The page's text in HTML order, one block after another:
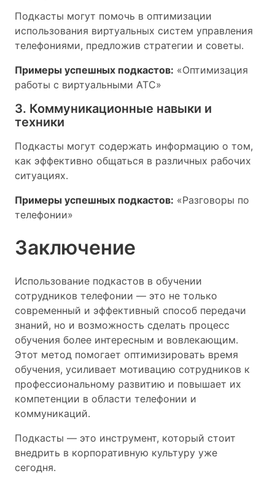
Подкасты могут помочь в оптимизации
использования виртуальных систем управления
телефониями, предложив стратегии и советы.
Примеры успешных подкастов: «Оптимизация
работы с виртуальными АТС»
3. Коммуникационные навыки и
техники
Подкасты могут содержать информацию о том,
как эффективно общаться в различных рабочих
ситуациях.
Примеры успешных подкастов: «Разговоры по
телефонии»
Заключение
Использование подкастов в обучении
сотрудников телефонии — это не только
современный и эффективный способ передачи
знаний, но и возможность сделать процесс
обучения более интересным и вовлекающим.
Этот метод помогает оптимизировать время
обучения, усиливает мотивацию сотрудников к
профессиональному развитию и повышает их
компетенции в области телефонии и
коммуникаций.
Подкасты — это инструмент, который стоит
внедрить в корпоративную культуру уже
сегодня.